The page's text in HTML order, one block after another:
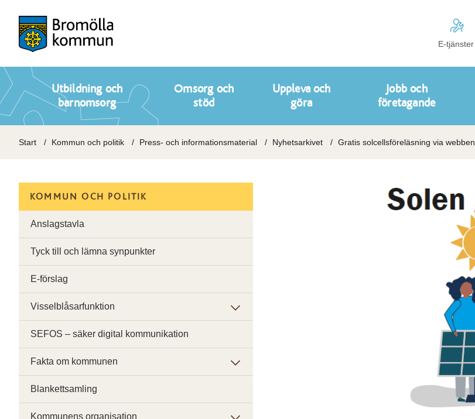
E-tjänster
Utbildning och
barnomsorg
Omsorg och
stöd
Uppleva och
göra
Jobb och
företagande
Start Kommun och politik Press- och informationsmaterial Nyhetsarkivet Gratis solcellsföreläsning via webben
KOMMUN OCH POLITIK
Anslagstavla
Tyck till och lämna synpunkter
E-förslag
Visselblåsarfunktion
SEFOS – säker digital kommunikation
Fakta om kommunen
Blankettsamling
Kommunens organisation